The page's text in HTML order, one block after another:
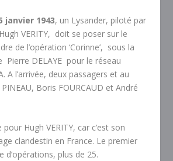
janvier 1943, un Lysander, piloté par
VERITY, doit se poser sur le
de l’opération ‘Corinne’, sous la
Pierre DELAYE pour le réseau
A l’arrivée, deux passagers et au
Boris FOURCAUD et André
pour Hugh VERITY, car c’est son
clandestin en France. Le premier
d’opérations, plus de 25.